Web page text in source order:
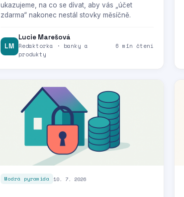
ukazujeme, na co se dívat, aby vás „účet
zdarma“ nakonec nestál stovky měsíčně.
LM
Lucie Marešová
Redaktorka · banky a
produkty
6 min čtení
Modrá pyramida 10. 7. 2026